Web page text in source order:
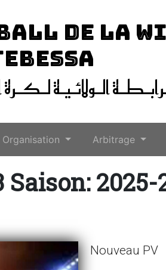
DE LA
الـولائـيـة
Organisation Arbitrage
2025-
Nouveau PV